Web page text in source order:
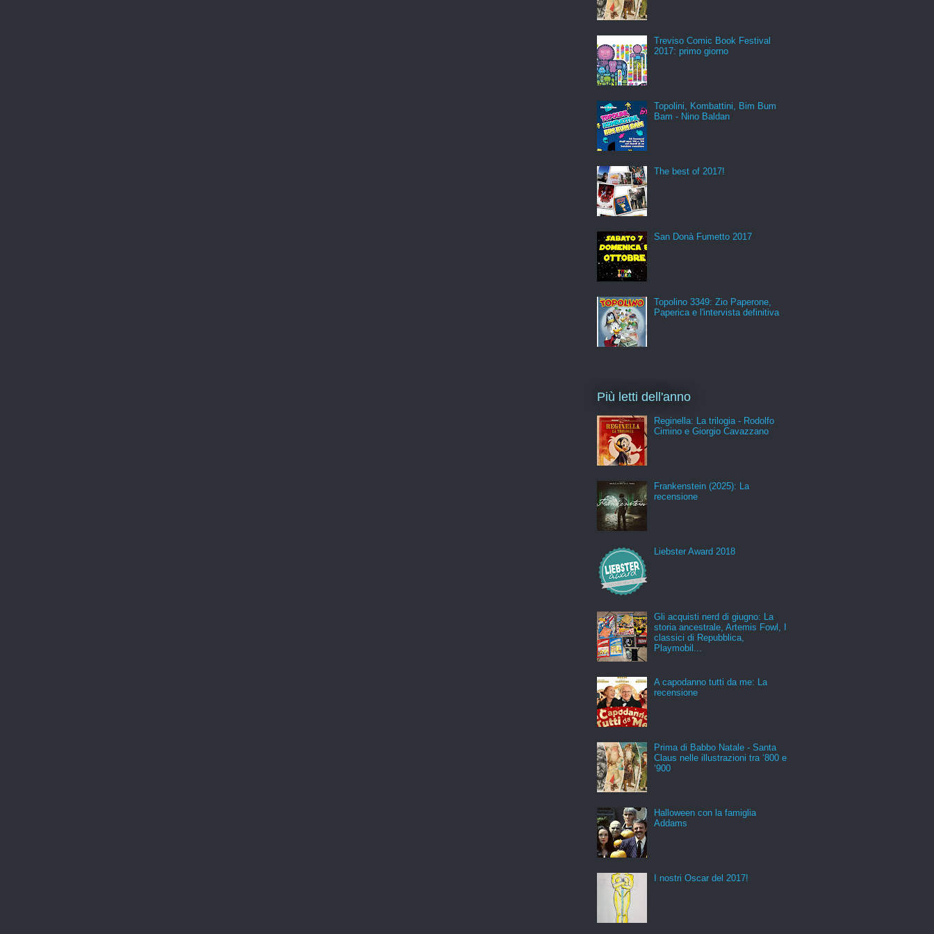
Treviso Comic Book Festival
2017: primo giorno
Topolini, Kombattini, Bim Bum
Bam - Nino Baldan
The best of 2017!
San Donà Fumetto 2017
Topolino 3349: Zio Paperone,
Paperica e l'intervista definitiva
Più letti dell'anno
Reginella: La trilogia - Rodolfo
Cimino e Giorgio Cavazzano
Frankenstein (2025): La
recensione
Liebster Award 2018
Gli acquisti nerd di giugno: La
storia ancestrale, Artemis Fowl, I
classici di Repubblica,
Playmobil...
A capodanno tutti da me: La
recensione
Prima di Babbo Natale - Santa
Claus nelle illustrazioni tra ‘800 e
‘900
Halloween con la famiglia
Addams
I nostri Oscar del 2017!